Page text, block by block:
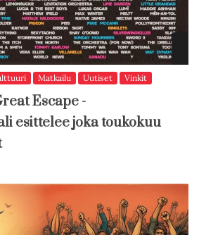
Matkailu Uutiset Vinkit
Escape -
esittelee joka toukokuu